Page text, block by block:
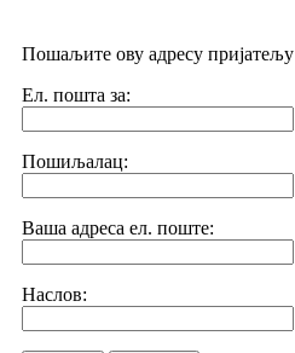
Пошаљите ову адресу пријатељу
Ел. пошта за:
Пошиљалац:
Ваша адреса ел. поште:
Наслов: